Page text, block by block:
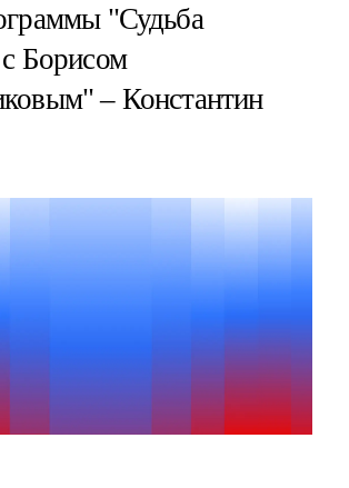
"Судьба
Борисом
– Константин